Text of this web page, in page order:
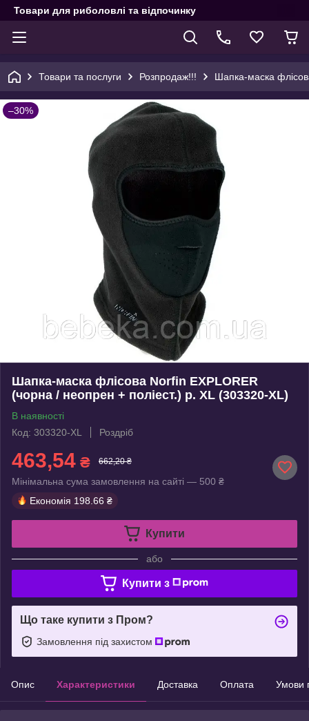
Товари для риболовлі та відпочинку
Товари та послуги Розпродаж!!! Шапка-маска
–30%
Шапка-маска флісова Norfin EXPLORER
(чорна / неопрен + поліест.) р. XL (303320-XL)
В наявності
Код: 303320-XL
Роздріб
463,54 ₴ 662,20 ₴
Мінімальна сума замовлення на сайті — 500 ₴
Економія 198.66 ₴
Купити
або
Купити з
Що таке купити з Пром?
Замовлення під захистом
Опис Характеристики Доставка Оплата Умови